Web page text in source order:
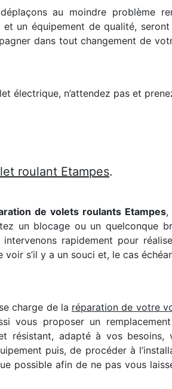
au moindre problème
un équipement de qualité,
dans tout changement de
électrique, n’attendez pas et
roulant Etampes.
de volets roulants Etampes,
un blocage ou un quelconque
rapidement pour
s’il y a un souci et, le cas
charge de la réparation de votre
vous proposer un
résistant, adapté à vos
puis, de procéder à
possible afin de ne pas vous